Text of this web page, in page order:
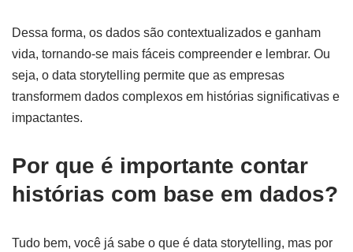
Dessa forma, os dados são contextualizados e ganham
vida, tornando-se mais fáceis compreender e lembrar. Ou
seja, o data storytelling permite que as empresas
transformem dados complexos em histórias significativas e
impactantes.
Por que é importante contar
histórias com base em dados?
Tudo bem, você já sabe o que é data storytelling, mas por